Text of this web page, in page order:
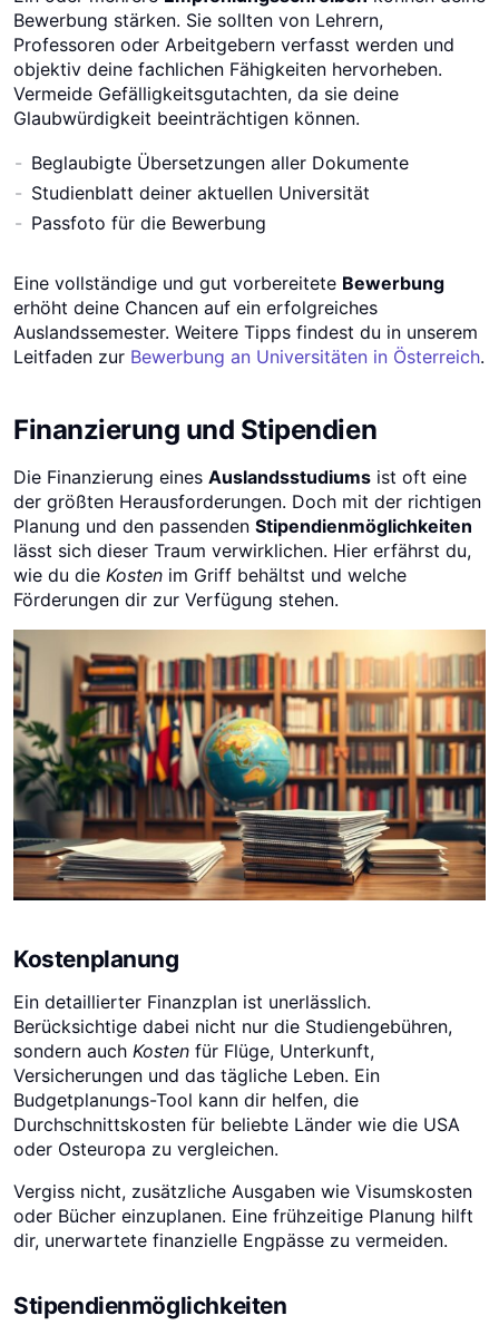
Bewerbung stärken. Sie sollten von Lehrern,
Professoren oder Arbeitgebern verfasst werden und
objektiv deine fachlichen Fähigkeiten hervorheben.
Vermeide Gefälligkeitsgutachten, da sie deine
Glaubwürdigkeit beeinträchtigen können.
Beglaubigte Übersetzungen aller Dokumente
Studienblatt deiner aktuellen Universität
Passfoto für die Bewerbung
Eine vollständige und gut vorbereitete Bewerbung
erhöht deine Chancen auf ein erfolgreiches
Auslandssemester. Weitere Tipps findest du in unserem
Leitfaden zur Bewerbung an Universitäten in Österreich.
Finanzierung und Stipendien
Die Finanzierung eines Auslandsstudiums ist oft eine
der größten Herausforderungen. Doch mit der richtigen
Planung und den passenden Stipendienmöglichkeiten
lässt sich dieser Traum verwirklichen. Hier erfährst du,
wie du die Kosten im Griff behältst und welche
Förderungen dir zur Verfügung stehen.
Kostenplanung
Ein detaillierter Finanzplan ist unerlässlich.
Berücksichtige dabei nicht nur die Studiengebühren,
sondern auch Kosten für Flüge, Unterkunft,
Versicherungen und das tägliche Leben. Ein
Budgetplanungs-Tool kann dir helfen, die
Durchschnittskosten für beliebte Länder wie die USA
oder Osteuropa zu vergleichen.
Vergiss nicht, zusätzliche Ausgaben wie Visumskosten
oder Bücher einzuplanen. Eine frühzeitige Planung hilft
dir, unerwartete finanzielle Engpässe zu vermeiden.
Stipendienmöglichkeiten